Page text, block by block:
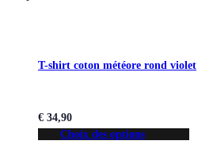
T-shirt coton météore rond violet
€ 34,90
Choix des options